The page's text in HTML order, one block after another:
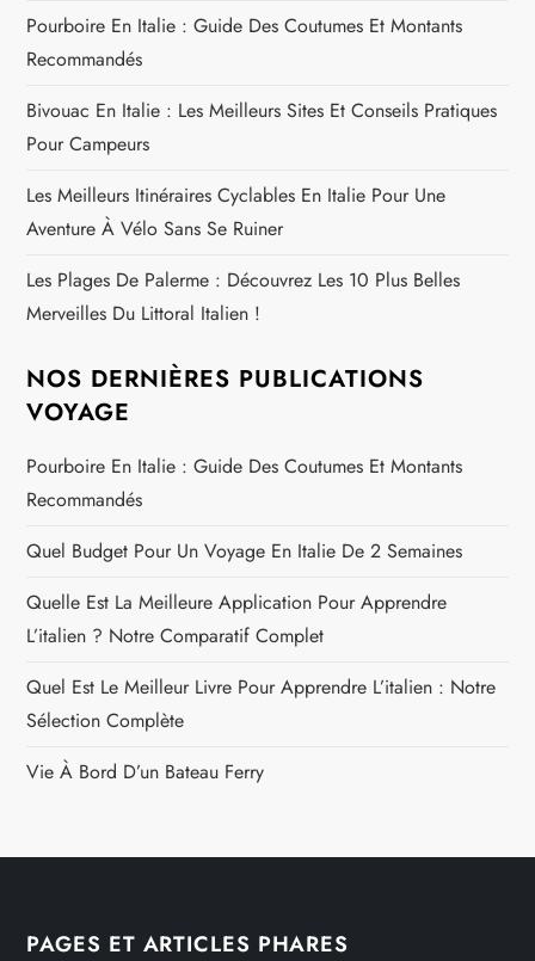
Pourboire En Italie : Guide Des Coutumes Et Montants
Recommandés
Bivouac En Italie : Les Meilleurs Sites Et Conseils Pratiques
Pour Campeurs
Les Meilleurs Itinéraires Cyclables En Italie Pour Une
Aventure À Vélo Sans Se Ruiner
Les Plages De Palerme : Découvrez Les 10 Plus Belles
Merveilles Du Littoral Italien !
NOS DERNIÈRES PUBLICATIONS
VOYAGE
Pourboire En Italie : Guide Des Coutumes Et Montants
Recommandés
Quel Budget Pour Un Voyage En Italie De 2 Semaines
Quelle Est La Meilleure Application Pour Apprendre
L’italien ? Notre Comparatif Complet
Quel Est Le Meilleur Livre Pour Apprendre L’italien : Notre
Sélection Complète
Vie À Bord D’un Bateau Ferry
PAGES ET ARTICLES PHARES